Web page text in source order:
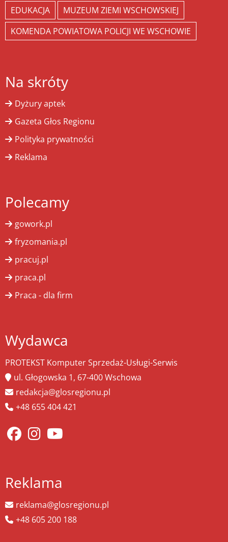
EDUKACJA
MUZEUM ZIEMI WSCHOWSKIEJ
KOMENDA POWIATOWA POLICJI WE WSCHOWIE
Na skróty
Dyżury aptek
Gazeta Głos Regionu
Polityka prywatności
Reklama
Polecamy
gowork.pl
fryzomania.pl
pracuj.pl
praca.pl
Praca - dla firm
Wydawca
PROTEKST Komputer Sprzedaż-Usługi-Serwis
ul. Głogowska 1, 67-400 Wschowa
redakcja@glosregionu.pl
+48 655 404 421
Reklama
reklama@glosregionu.pl
+48 605 200 188